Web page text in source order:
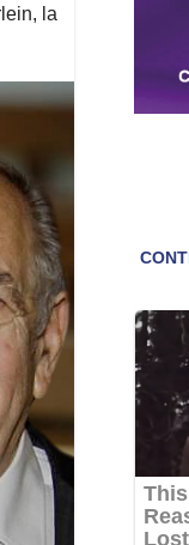
la